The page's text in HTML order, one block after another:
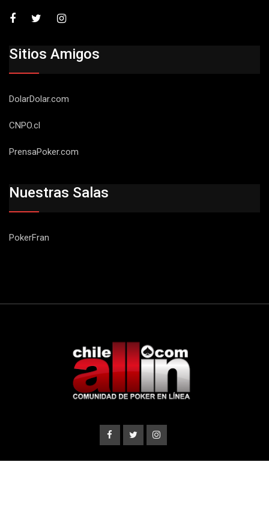
Sitios Amigos
DolarDolar.com
CNPO.cl
PrensaPoker.com
Nuestras Salas
PokerFran